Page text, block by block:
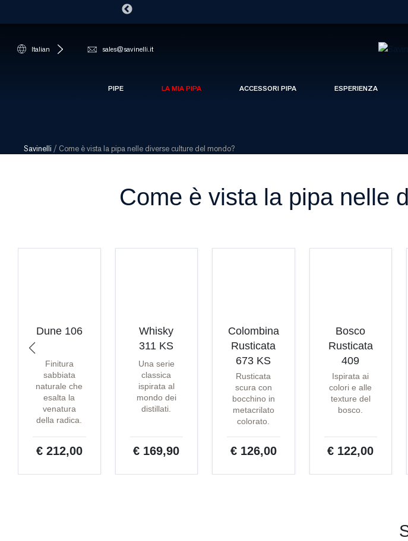
Italian sales@savinelli.it
PIPE LA MIA PIPA ACCESSORI PIPA ESPERIENZA
Savinelli / Come è vista la pipa nelle diverse culture del mondo?
Come è vista la pipa nelle
Dune 106
Finitura
sabbiata
naturale che
esalta la
venatura
della radica.
€ 212,00
Whisky
311 KS
Una serie
classica
ispirata al
mondo dei
distillati.
€ 169,90
Colombina
Rusticata
673 KS
Rusticata
scura con
bocchino in
metacrilato
colorato.
€ 126,00
Bosco
Rusticata
409
Ispirata ai
colori e alle
texture del
bosco.
€ 122,00